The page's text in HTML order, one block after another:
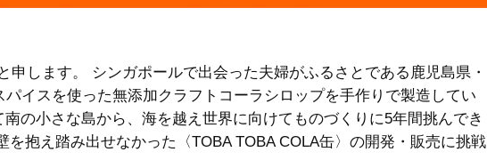
申します。 シンガポールで出会った夫婦がふるさとである鹿児島県・
イスを使った無添加クラフトコーラシロップを手作りで製造してい
の小さな島から、海を越え世界に向けてものづくりに5年間挑んでき
抱え踏み出せなかった〈TOBA TOBA COLA缶〉の開発・販売に挑戦